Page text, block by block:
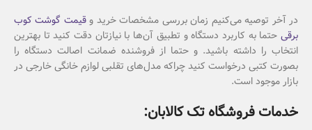
در آخر توصیه می‌کنیم زمان بررسی مشخصات خرید وقیمت گوشت کوب
برقی حتما به کاربرد دستگاه و تطبیق آن‌ها با نیازتان دقت کنید تا بهترین
انتخاب را داشته باشید. و حتما از فروشنده ضمانت اصالت دستگاه را
بصورت کتبی درخواست کنید چراکه مدل‌های تقلبی لوازم خانگی خارجی در
بازار موجود است.
خدمات فروشگاه تک کالابان: